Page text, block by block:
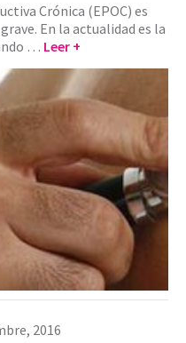
Crónica (EPOC) es
En la actualidad es la
… Leer +
2016